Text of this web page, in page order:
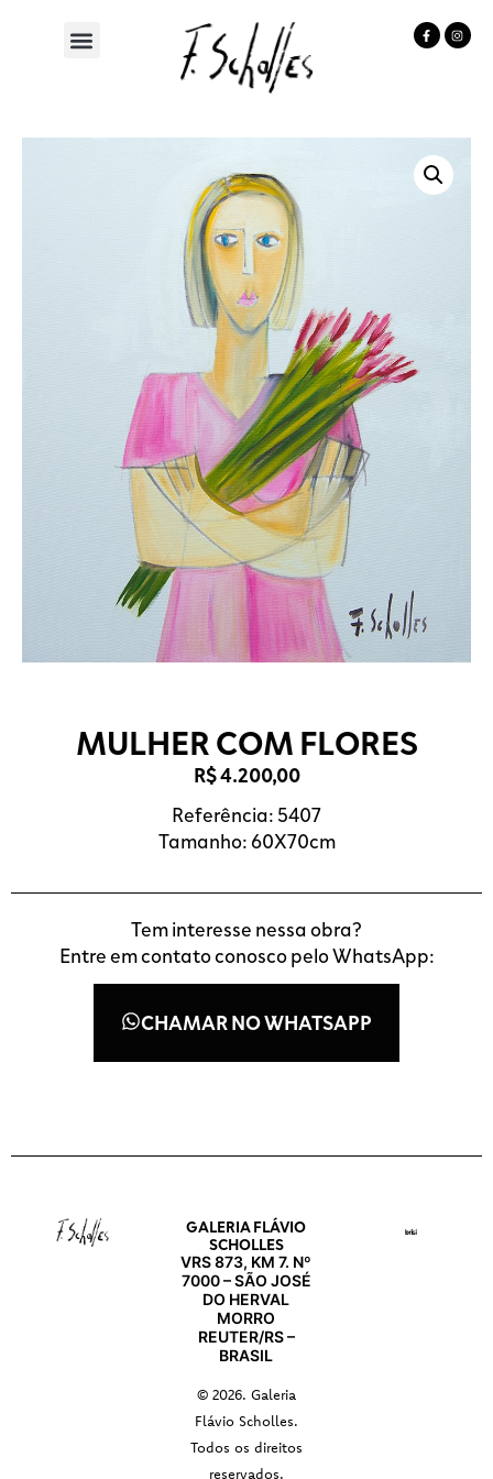
MULHER COM FLORES
R$4.200,00
Referência: 5407
Tamanho: 60X70cm
Tem interesse nessa obra?
Entre em contato conosco pelo WhatsApp:
CHAMAR NO WHATSAPP
GALERIA FLÁVIO
SCHOLLES
VRS 873, KM 7. Nº
7000 – SÃO JOSÉ
DO HERVAL
MORRO
REUTER/RS –
BRASIL
© 2026. Galeria
Flávio Scholles.
Todos os direitos
reservados.